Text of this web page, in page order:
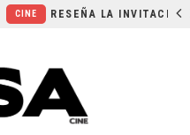
RESEÑA LA INVITACIÓN: OLIVIA WILDE REFLEXIONA SOBRE LA VIDA CONYUGAL